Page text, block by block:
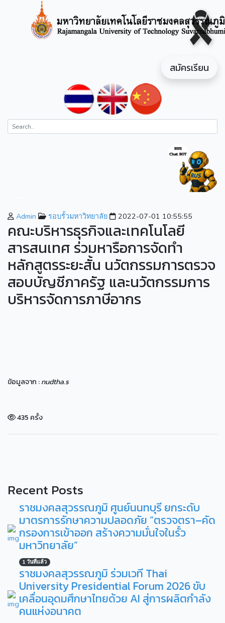
สมัครเรียน
Admin รอบรั้วมหาวิทยาลัย 2022-07-01 10:55:55
คณะบริหารธุรกิจและเทคโนโลยี
สารสนเทศ ร่วมหารือการจัดทำ
หลักสูตรระยะสั้น นวัตกรรมการตรวจ
สอบบัญชีภาครัฐ และนวัตกรรมการ
บริหารจัดการภาษีอากร
ข้อมูลจาก :nudtha.s
435 ครั้ง
Recent Posts
ราชมงคลสุวรรณภูมิ ศูนย์นนทบุรี ยกระดับ
มาตรการรักษาความปลอดภัย “ตรวจตรา–คัด
กรองการเข้าออก สร้างความมั่นใจในรั้ว
มหาวิทยาลัย”
1 วันที่แล้ว
ราชมงคลสุวรรณภูมิ ร่วมเวที Thai
University Presidential Forum 2026 ขับ
เคลื่อนอุดมศึกษาไทยด้วย AI สู่การผลิตกำลัง
คนแห่งอนาคต